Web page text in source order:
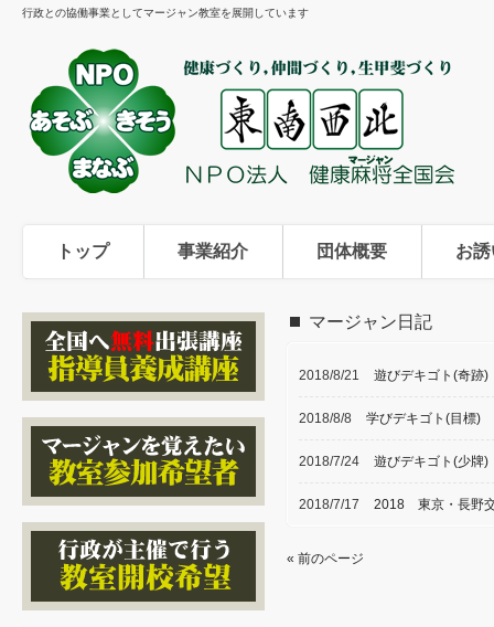
行政との協働事業としてマージャン教室を展開しています
トップ 事業紹介 団体概要 お
マージャン日記
2018/8/21 遊びデキゴト(奇跡)
2018/8/8 学びデキゴト(目標)
2018/7/24 遊びデキゴト(少牌)
2018/7/17 2018 東京・長野
« 前のページ